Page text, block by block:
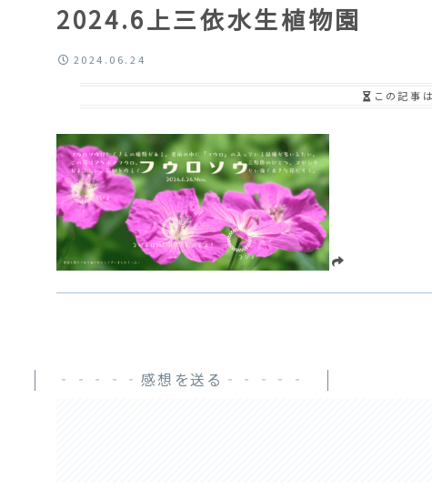
2024.6上三依水生植物園
2024.06.24
この記事
‐‐‐‐‐感想を送る‐‐‐‐‐